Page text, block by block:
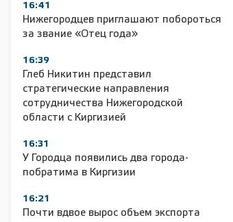
16:41
Нижегородцев приглашают побороться
за звание «Отец года»
16:39
Глеб Никитин представил
стратегические направления
сотрудничества Нижегородской
области с Киргизией
16:31
У Городца появились два города-
побратима в Киргизии
16:21
Почти вдвое вырос объем экспорта
11 01 Сельское хозяйство 2025